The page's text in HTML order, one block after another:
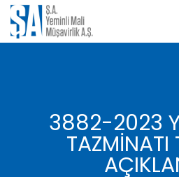
3882-2023
TAZMİNATI